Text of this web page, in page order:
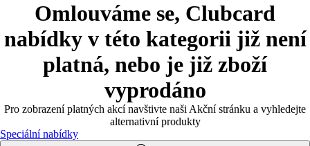
Omlouváme se, Clubcard
nabídky v této kategorii již není
platná, nebo je již zboží
vyprodáno
Pro zobrazení platných akcí navštivte naši Akční stránku a vyhledejte
alternativní produkty
Speciální nabídky